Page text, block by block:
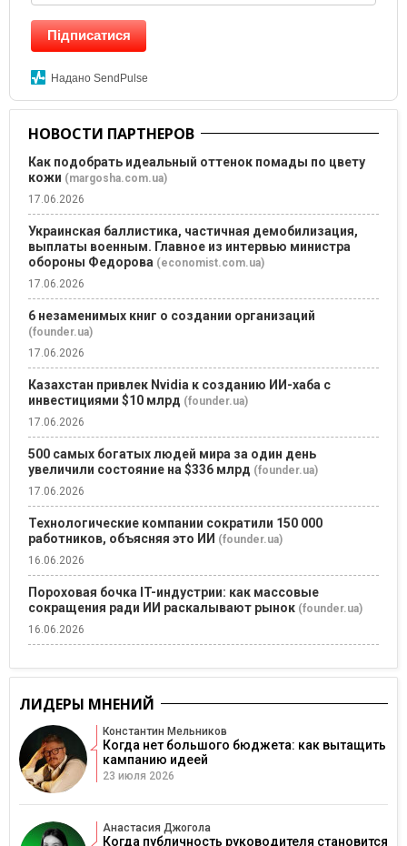
Підписатися
Надано SendPulse
НОВОСТИ ПАРТНЕРОВ
Как подобрать идеальный оттенок помады по цвету
кожи (margosha.com.ua)
17.06.2026
Украинская баллистика, частичная демобилизация,
выплаты военным. Главное из интервью министра
обороны Федорова (economist.com.ua)
17.06.2026
6 незаменимых книг о создании организаций
(founder.ua)
17.06.2026
Казахстан привлек Nvidia к созданию ИИ-хаба с
инвестициями $10 млрд (founder.ua)
17.06.2026
500 самых богатых людей мира за один день
увеличили состояние на $336 млрд (founder.ua)
17.06.2026
Технологические компании сократили 150 000
работников, объясняя это ИИ (founder.ua)
16.06.2026
Пороховая бочка IT-индустрии: как массовые
сокращения ради ИИ раскалывают рынок (founder.ua)
16.06.2026
ЛИДЕРЫ МНЕНИЙ
Константин Мельников
Когда нет большого бюджета: как вытащить
кампанию идеей
23 июля 2026
Анастасия Джогола
Когда публичность руководителя становится